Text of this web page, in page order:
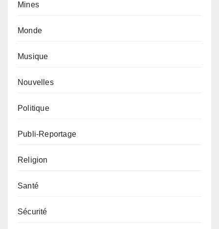
Mines
Monde
Musique
Nouvelles
Politique
Publi-Reportage
Religion
Santé
Sécurité